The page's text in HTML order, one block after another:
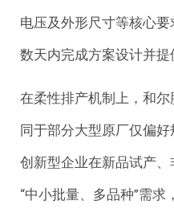
电压及外形尺寸等核心
数天内完成方案设计并提
在柔性排产机制上，和
同于部分大型原厂仅偏
创新型企业在新品试产
“中小批量、多品种”需